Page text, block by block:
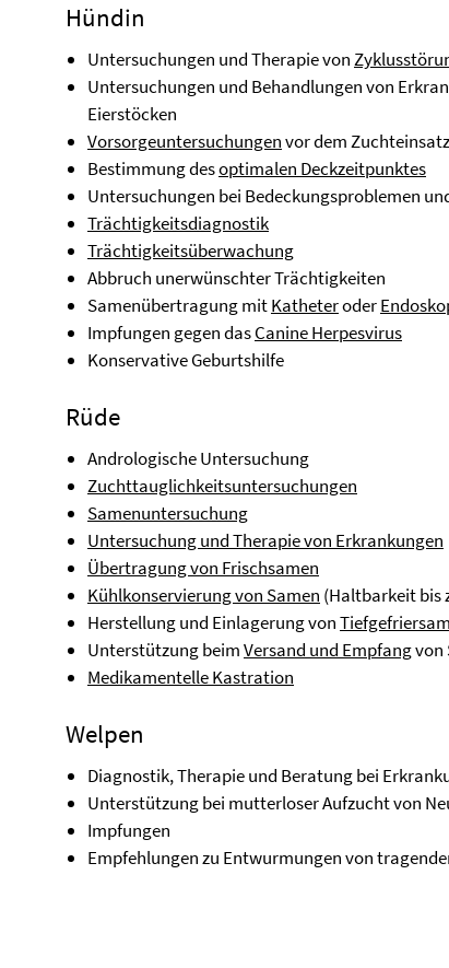
Hündin
Untersuchungen und Therapie von
Untersuchungen und Behandlungen von
Eierstöcken
Vorsorgeuntersuchungenvor dem Zuchteinsatz
Bestimmung desoptimalen Deckzeitpunktes
Untersuchungen bei Bedeckungsproblemen
Trächtigkeitsdiagnostik
Trächtigkeitsüberwachung
Abbruch unerwünschter Trächtigkeiten
Samenübertragung mitKatheteroder
Impfungen gegen dasCanine Herpesvirus
Konservative Geburtshilfe
Rüde
Andrologische Untersuchung
Zuchttauglichkeitsuntersuchungen
Samenuntersuchung
Untersuchung und Therapie von Erkrankungen
Übertragung von Frischsamen
Kühlkonservierung von Samen (Haltbarkeit bis
Herstellung und Einlagerung von
Unterstützung beimVersand und Empfangvon
Medikamentelle Kastration
Welpen
Diagnostik, Therapie und Beratung bei
Unterstützung bei mutterloser Aufzucht von
Impfungen
Empfehlungen zu Entwurmungen von